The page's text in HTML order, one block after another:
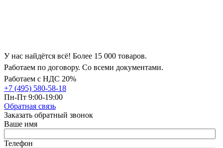
У нас найдётся всё! Более 15 000 товаров.
Работаем по договору. Со всеми документами.
Работаем с НДС 20%
+7 (495) 580-58-18
Пн-Пт 9:00-19:00
Обратная связь
Заказать обратный звонок
Ваше имя
Телефон